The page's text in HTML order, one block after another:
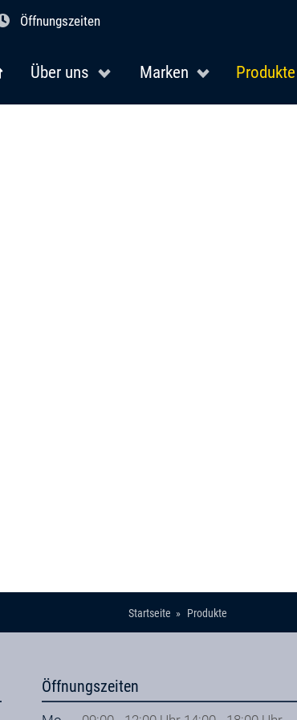
Öffnungszeiten
Über uns Marken Produkte
Startseite Produkte
Öffnungszeiten